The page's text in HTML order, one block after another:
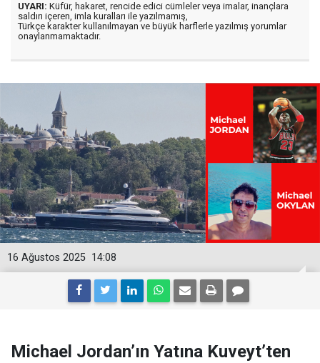
UYARI: Küfür, hakaret, rencide edici cümleler veya imalar, inançlara
saldırı içeren, imla kuralları ile yazılmamış,
Türkçe karakter kullanılmayan ve büyük harflerle yazılmış yorumlar
onaylanmamaktadır.
14:08
16 Ağustos 2025
Michael Jordan’ın Yatına Kuveyt’ten